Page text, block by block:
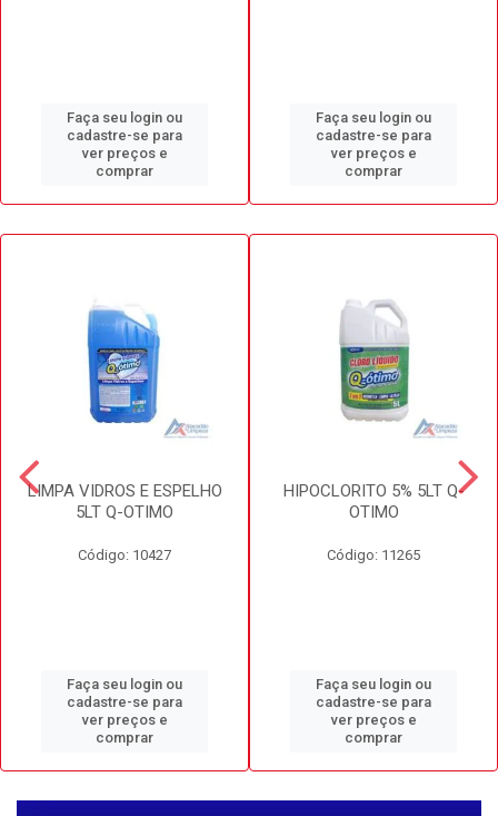
Faça seu login ou
cadastre-se para
ver preços e
comprar
Faça seu login ou
cadastre-se para
ver preços e
comprar
LIMPA VIDROS E ESPELHO
5LT Q-OTIMO
Código: 10427
Faça seu login ou
cadastre-se para
ver preços e
comprar
HIPOCLORITO 5% 5LT Q-
OTIMO
Código: 11265
Faça seu login ou
cadastre-se para
ver preços e
comprar